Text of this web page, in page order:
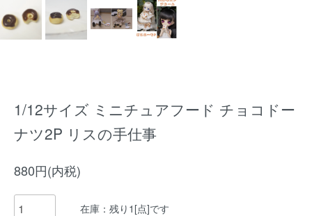
1/12サイズ ミニチュアフード チョコドー
ナツ2P リスの手仕事
880円(内税)
在庫：残り1[点]です